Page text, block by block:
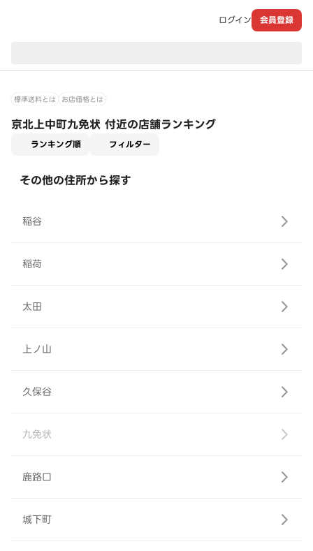
ログイン 会員登録
標準送料とは お店価格とは
京北上中町九免状 付近の店舗ランキング
ランキング順 フィルター
その他の住所から探す
稲谷
稲荷
太田
上ノ山
久保谷
九免状
鹿路口
城下町